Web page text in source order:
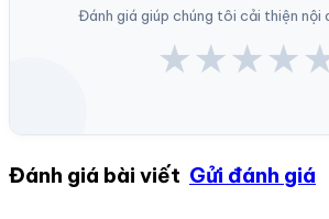
Đánh giá giúp chúng tôi cải thiện nội
★★★★
Đánh giá bài viết Gửi đánh giá